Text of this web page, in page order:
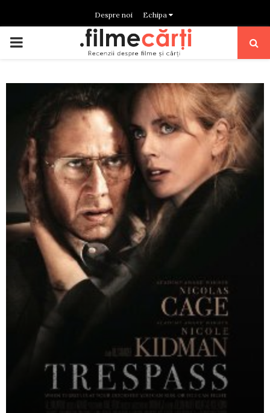
Despre noi Echipa
PRIMARY